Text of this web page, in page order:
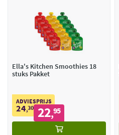
Ella's Kitchen Smoothies 18
stuks Pakket
ADVIESPRIJS
24,30 22,95